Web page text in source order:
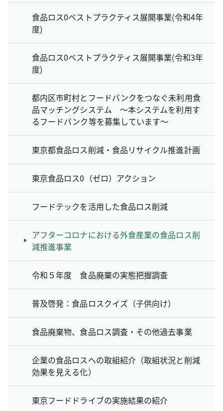
食品ロス0ベストプラクティス展開事業(令和4年
度)
食品ロス0ベストプラクティス展開事業(令和3年
度)
都内区市町村とフードバンクをつなぐ未利用食
品マッチングシステム ～本システムを利用す
るフードバンク等を募集しています～
東京都食品ロス削減・食品リサイクル推進計画
東京食品ロス0（ゼロ）アクション
フードテックを活用した食品ロス削減
アフターコロナにおける外食産業の食品ロス削
減推進事業
令和５年度 食品廃棄の実態把握調査
普及啓発：食品ロスクイズ（子供向け）
食品廃棄物、食品ロス調査・その他過去事業
企業の食品ロスへの取組紹介（取組状況と削減
効果を見える化）
東京フードドライブの実施結果の紹介